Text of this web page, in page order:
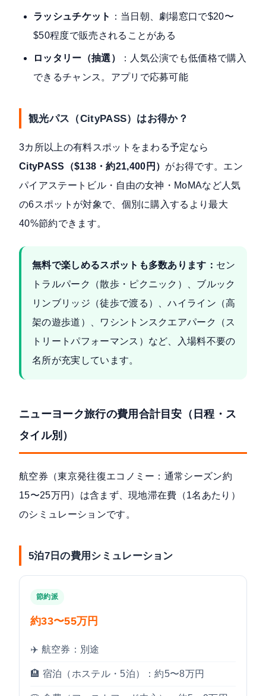
ラッシュチケット
：当日朝、劇場窓口で$20〜
$50程度で販売されることがある
ロッタリー（抽選）
：人気公演でも低価格で購入
できるチャンス。アプリで応募可能
観光パス（CityPASS）はお得か？
3カ所以上の有料スポットをまわる予定なら
CityPASS（$138・約21,400円） がお得です。エン
パイアステートビル・自由の女神・MoMAなど人気
の6スポットが対象で、個別に購入するより最大
40%節約できます。
無料で楽しめるスポットも多数あります： セン
トラルパーク（散歩・ピクニック）、ブルック
リンブリッジ（徒歩で渡る）、ハイライン（高
架の遊歩道）、ワシントンスクエアパーク（ス
トリートパフォーマンス）など、入場料不要の
名所が充実しています。
ニューヨーク旅行の費用合計目安（日程・ス
タイル別）
航空券（東京発往復エコノミー：通常シーズン約
15〜25万円）は含まず、現地滞在費（1名あたり）
のシミュレーションです。
5泊7日の費用シミュレーション
節約派
約33〜55万円
✈️ 航空券：別途
🏨 宿泊（ホステル・5泊）：約5〜8万円